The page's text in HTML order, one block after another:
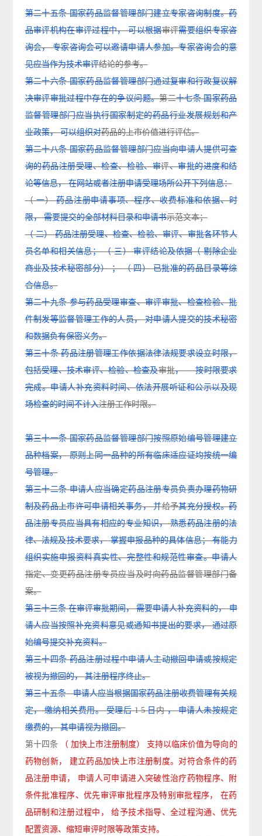
第二十五条 国家药品监督管理部门建立专家咨询制度。药
品审评机构在审评过程中， 可以根据审评需要组织专家咨
询会， 专家咨询会可以邀请申请人参加。专家咨询会的意
见应当作为技术审评结论的参考。
第二十六条 国家药品监督管理部门通过复审和行政复议解
决审评审批过程中存在的争议问题。第二十七条 国家药品
监督管理部门应当执行国家制定的药品行业发展规划和产
业政策， 可以组织对药品的上市价值进行评估。
第二十八条 国家药品监督管理部门应当向申请人提供可查
询的药品注册受理、检查、检验、审评、审批的进度和结
论等信息， 在网站或者注册申请受理场所公开下列信息：
（ 一） 药品注册申请事项、程序、收费标准和依据、时
限， 需要提交的全部材料目录和申请书示范文本；
（ 二） 药品注册受理、检查、检验、审评、审批各环节人
员名单和相关信息； （ 三） 审评结论及依据（ 剔除企业
商业及技术秘密部分） ； （ 四） 已批准的药品目录等综
合信息。
第二十九条 参与药品受理审查、审评审批、检查检验、批
件制发等监督管理工作的人员， 对申请人提交的技术秘密
和数据负有保密义务。
第三十条 药品注册管理工作依据法律法规要求设立时限，
包括受理、技术审评、检验、检查及审批，
按时限要求
完成。申请人补充资料时间、依法开展听证和公示以及现
场检查的时间不计入注册工作时限。
第三十一条 国家药品监督管理部门按照原始编号管理建立
品种档案， 原则上同一品种的所有临床适应证均按统一编
号管理。
第三十二条 申请人应当确定药品注册专员负责办理药物研
制及药品上市许可申请相关事务， 并给予其充分授权。药
品注册专员应当具有相应的专业知识， 熟悉药品注册的法
律、法规及技术要求， 掌握申报品种的具体信息； 有能力
组织实施申报资料真实性、完整性和规范性审查。申请人
指定、变更药品注册专员应当及时向药品监督管理部门备
案。
第三十三条 在审评审批期间， 需要申请人补充资料的， 申
请人应当按照补充资料意见或通知书提出的要求， 通过原
始编号提交补充资料。
第三十四条 药品注册过程中申请人主动撤回申请或按规定
被视为撤回的， 其注册程序终止。
第三十五条
申请人应当根据国家药品注册收费管理有关规
定， 缴纳相关费用。 受理后 1 5 日内 ， 申请人未按规定
缴费的， 其申请视为撤回。
第十四条
（ 加快上市注册制度）
支持以临床价值为导向的
药物创新，
建立药品加快上市注册制度。对符合条件的药
品注册申请，
申请人可申请进入突破性治疗药物程序、附
条件批准程序、优先审评审批程序及特别审批程序，
在药
品研制和注册过程中，
给予技术指导、全过程沟通、优先
配置资源、缩短审评时限等政策支持。